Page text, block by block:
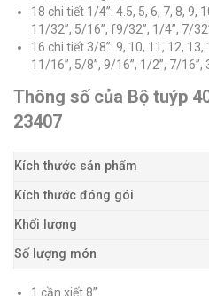
18 chi tiết 1/4”: 4.5, 5, 6, 7, 8, 9,
11/32”, 5/16”, f9/32”, 1/4”, 7/
16 chi tiết 3/8”: 9, 10, 11, 12,
11/16”, 5/8”, 9/16”, 1/2”, 7/16”,
Thông số của Bộ tuýp
23407
Kích thước sản phẩm
Kích thước đóng gói
Khối lượng
Số lượng món
1 cần xiết 8”